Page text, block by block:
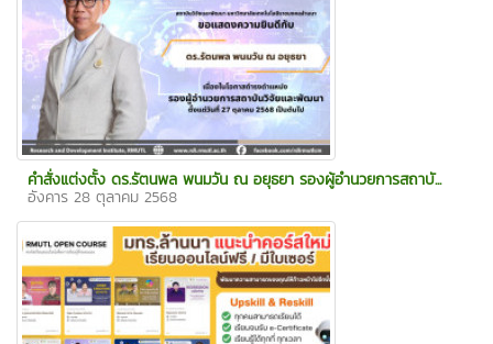
คำสั่งแต่งตั้ง ดร.รัตนพล พนมวัน ณ อยุธยา รองผู้อำนวยการสถาบั...
อังคาร 28 ตุลาคม 2568